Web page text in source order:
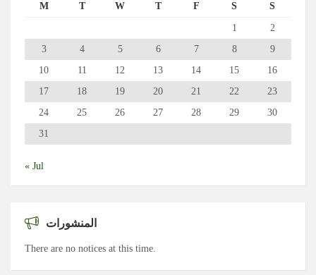
M
T W T F S S
1
2
3
4 5 6 7 8
9
10
11 12 13 14 15
16
17
18 19 20 21 22
23
24
25 26 27 28 29
30
31
« Jul
المنشورات
There are no notices at this time.